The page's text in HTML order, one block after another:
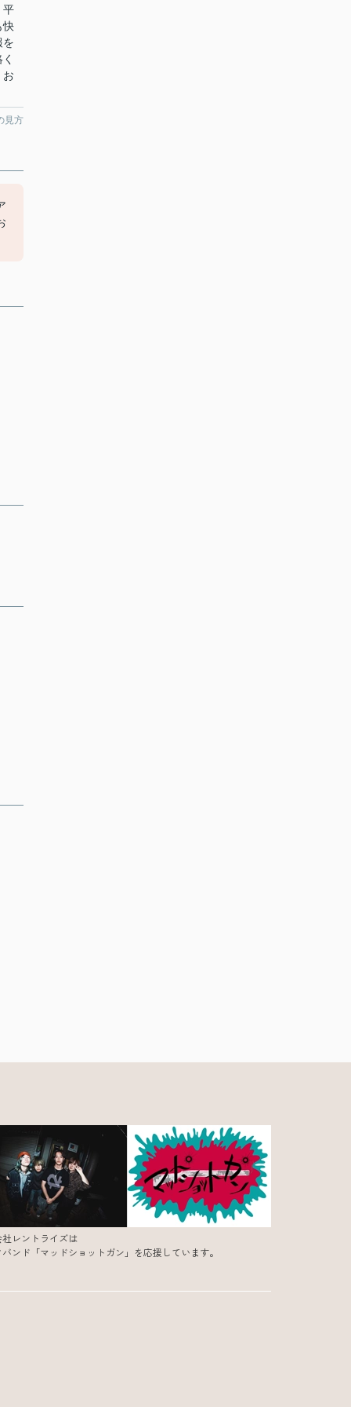
平
快
を
お
見方
レントライズは
バンド「マッドショットガン」を応援しています。